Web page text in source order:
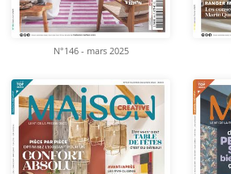
N°146 - mars 2025